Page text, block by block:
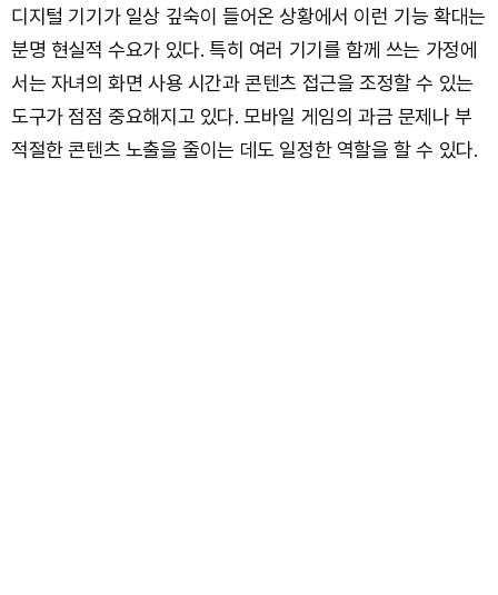
디지털 기기가 일상 깊숙이 들어온 상황에서 이런 기능 확대는
분명 현실적 수요가 있다. 특히 여러 기기를 함께 쓰는 가정에
서는 자녀의 화면 사용 시간과 콘텐츠 접근을 조정할 수 있는
도구가 점점 중요해지고 있다. 모바일 게임의 과금 문제나 부
적절한 콘텐츠 노출을 줄이는 데도 일정한 역할을 할 수 있다.